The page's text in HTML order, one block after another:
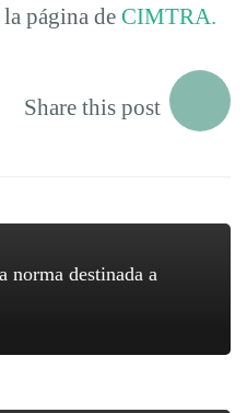
página de CIMTRA.
Share this post
norma destinada a